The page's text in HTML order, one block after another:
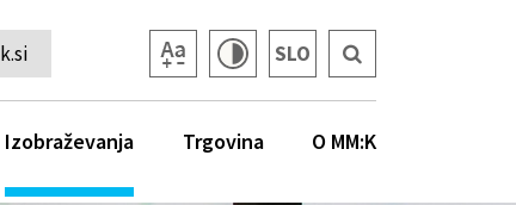
SLO
Izobraževanja Trgovina O MM:K